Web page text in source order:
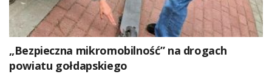
„Bezpieczna mikromobilność” na drogach
powiatu gołdapskiego